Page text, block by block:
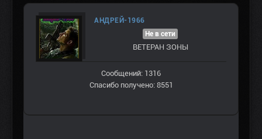
АНДРЕЙ-1966
Не в сети
ВЕТЕРАН ЗOНЫ
Сообщений: 1316
Спасибо получено: 8551